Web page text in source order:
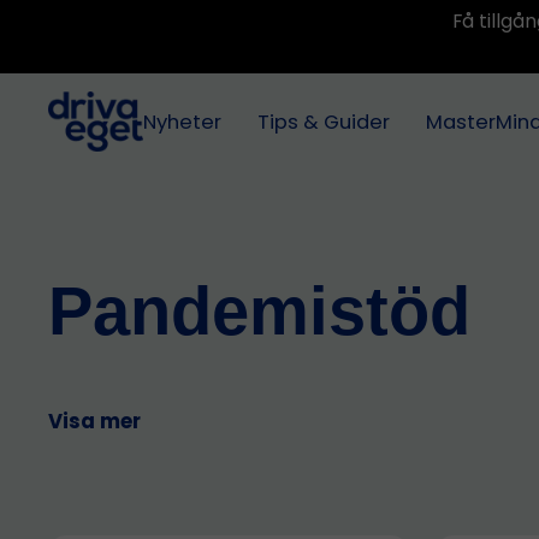
Få
Nyheter Tips & Guider
Pandemistöd
Visa mer